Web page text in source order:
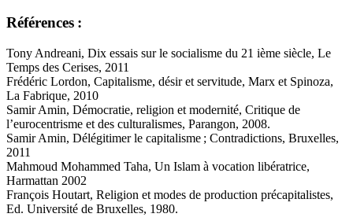
Références :
Tony Andreani, Dix essais sur le socialisme du 21 ième siècle, Le
Temps des Cerises, 2011
Frédéric Lordon, Capitalisme, désir et servitude, Marx et Spinoza,
La Fabrique, 2010
Samir Amin, Démocratie, religion et modernité, Critique de
l’eurocentrisme et des culturalismes, Parangon, 2008.
Samir Amin, Délégitimer le capitalisme ; Contradictions, Bruxelles,
2011
Mahmoud Mohammed Taha, Un Islam à vocation libératrice,
Harmattan 2002
François Houtart, Religion et modes de production précapitalistes,
Ed. Université de Bruxelles, 1980.